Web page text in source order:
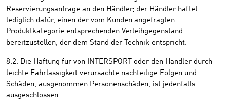
Reservierungsanfrage an den Händler; der Händler haftet
lediglich dafür, einen der vom Kunden angefragten
Produktkategorie entsprechenden Verleihgegenstand
bereitzustellen, der dem Stand der Technik entspricht.
8.2. Die Haftung für von INTERSPORT oder den Händler durch
leichte Fahrlässigkeit verursachte nachteilige Folgen und
Schäden, ausgenommen Personenschäden, ist jedenfalls
ausgeschlossen.